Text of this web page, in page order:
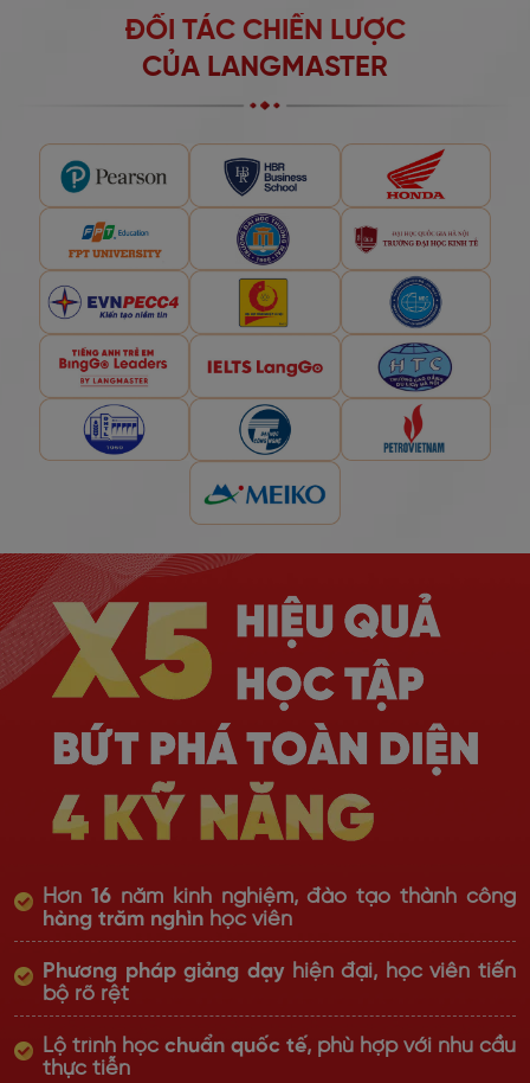
ĐỐI TÁC CHIẾN LƯỢC
CỦA LANGMASTER
Hơn 16năm kinh nghiệm, đào tạo thành công
hàng trăm nghìn học viên
Phương pháp giảng dạyhiện đại, học viên tiến
bộ rõ rệt
Lộ trình học chuẩn quốc tế, phù hợp với nhu cầu
thực tiễn